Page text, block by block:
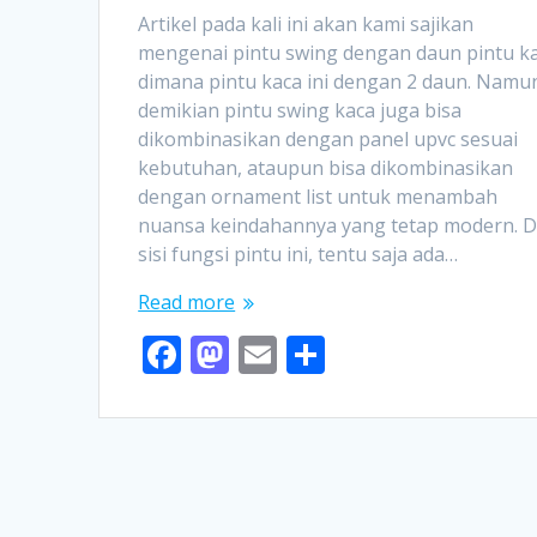
Artikel pada kali ini akan kami sajikan
mengenai pintu swing dengan daun pintu
dimana pintu kaca ini dengan 2 daun.
demikian pintu swing kaca juga bisa
dikombinasikan dengan panel upvc sesuai
kebutuhan, ataupun bisa dikombinasikan
dengan ornament list untuk menambah
nuansa keindahannya yang tetap modern.
sisi fungsi pintu ini, tentu saja ada…
Read more
F
e
M
to
E
ai ar